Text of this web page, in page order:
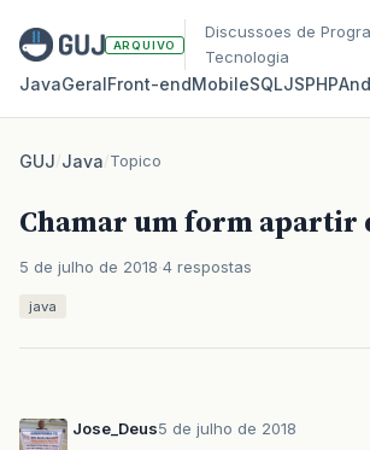
ARQUIVO
Discussoes de
Tecnologia
JavaGeralFront‑endMobileSQLJSPHP
GUJ/Java/Topico
Chamar um form apartir
5 de julho de 2018 4 respostas
java
Jose_Deus5 de julho de 2018